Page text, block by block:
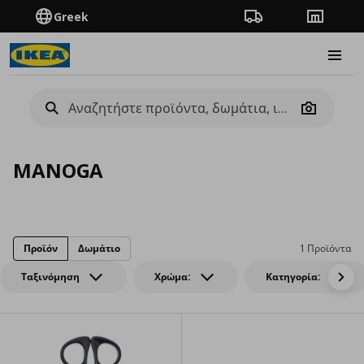
Greek Πορεία παραγγελίας
Camera
MANOGA
Ταξινόμηση Χρώμα: Κατηγορία:
1 Προϊόντα
Προϊόν Δωμάτιο